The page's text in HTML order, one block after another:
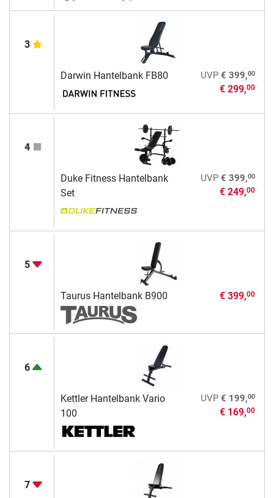
3
Darwin Hantelbank FB80 UVP € 399,00
€ 299,00
4
Duke Fitness Hantelbank
Set
UVP € 399,00
€ 249,00
5
Taurus Hantelbank B900 € 399,00
6
Kettler Hantelbank Vario
100
UVP € 199,00
€ 169,00
7